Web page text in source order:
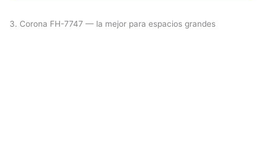
3. Corona FH-7747 — la mejor para espacios grandes